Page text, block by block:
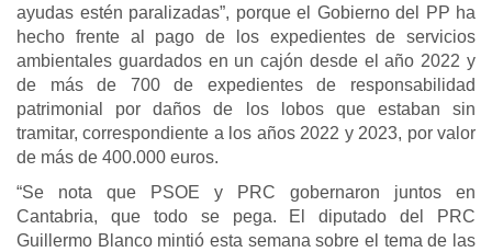
ayudas estén paralizadas”, porque el Gobierno del PP ha
hecho frente al pago de los expedientes de servicios
ambientales guardados en un cajón desde el año 2022 y
de más de 700 de expedientes de responsabilidad
patrimonial por daños de los lobos que estaban sin
tramitar, correspondiente a los años 2022 y 2023, por valor
de más de 400.000 euros.
“Se nota que PSOE y PRC gobernaron juntos en
Cantabria, que todo se pega. El diputado del PRC
Guillermo Blanco mintió esta semana sobre el tema de las